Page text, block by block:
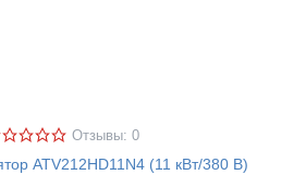
Отзывы: 0
ATV212HD11N4 (11 кВт/380 В)